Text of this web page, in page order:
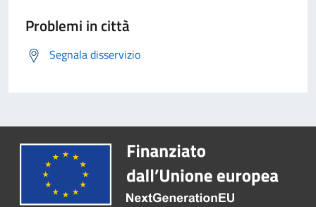
Problemi in città
Segnala disservizio